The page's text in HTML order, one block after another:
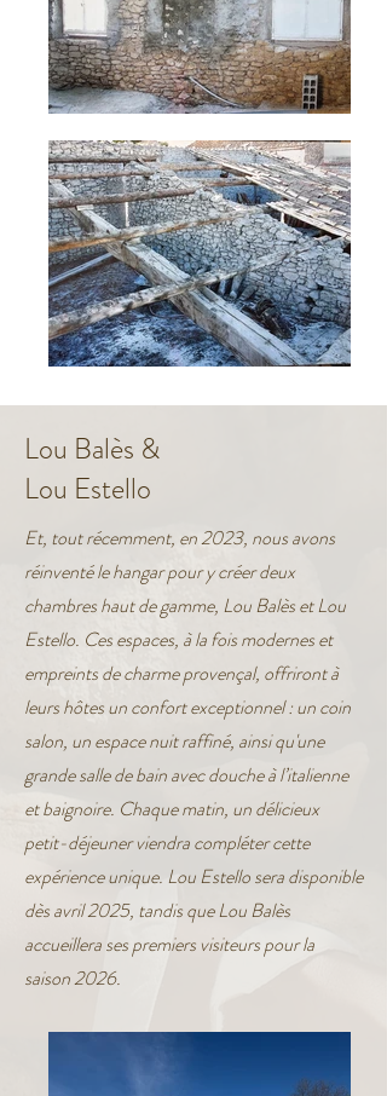
Lou Balès &
Lou Estello
Et, tout récemment, en 2023, nous avons
réinventé le hangar pour y créer deux
chambres haut de gamme, Lou Balès et Lou
Estello. Ces espaces, à la fois modernes et
empreints de charme provençal, offriront à
leurs hôtes un confort exceptionnel : un coin
salon, un espace nuit raffiné, ainsi qu'une
grande salle de bain avec douche à l’italienne
et baignoire. Chaque matin, un délicieux
petit-déjeuner viendra compléter cette
expérience unique. Lou Estello sera disponible
dès avril 2025, tandis que Lou Balès
accueillera ses premiers visiteurs pour la
saison 2026.